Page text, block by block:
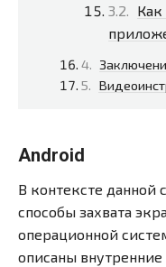
Как
Android
В контексте данной
способы захвата
операционной
описаны